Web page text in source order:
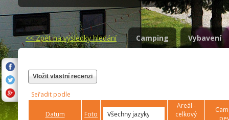
<<Zpět na výsledky hledání Camping Vybavení
Vložit vlastní recenzi
Seřadit podle
Datum Foto
Areál -
celkový